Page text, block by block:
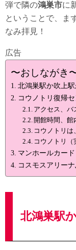
弾で隣の鴻巣市に
ということで、ま
なみ拝見！
広告
〜おしながき
北鴻巣駅か吹上駅
コウノトリ復帰
アクセス、バ
開館時間、館
コウノトリは
コウノトリ（
マンホールカード
コスモスアリー
北鴻巣駅